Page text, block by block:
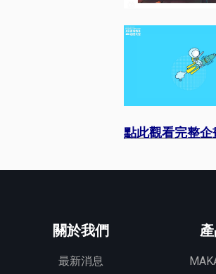
點此觀看完整企
關於我們
最新消息